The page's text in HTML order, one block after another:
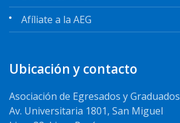
Afíliate a la AEG
Ubicación y contacto
Asociación de Egresados y Graduados
Av. Universitaria 1801, San Miguel